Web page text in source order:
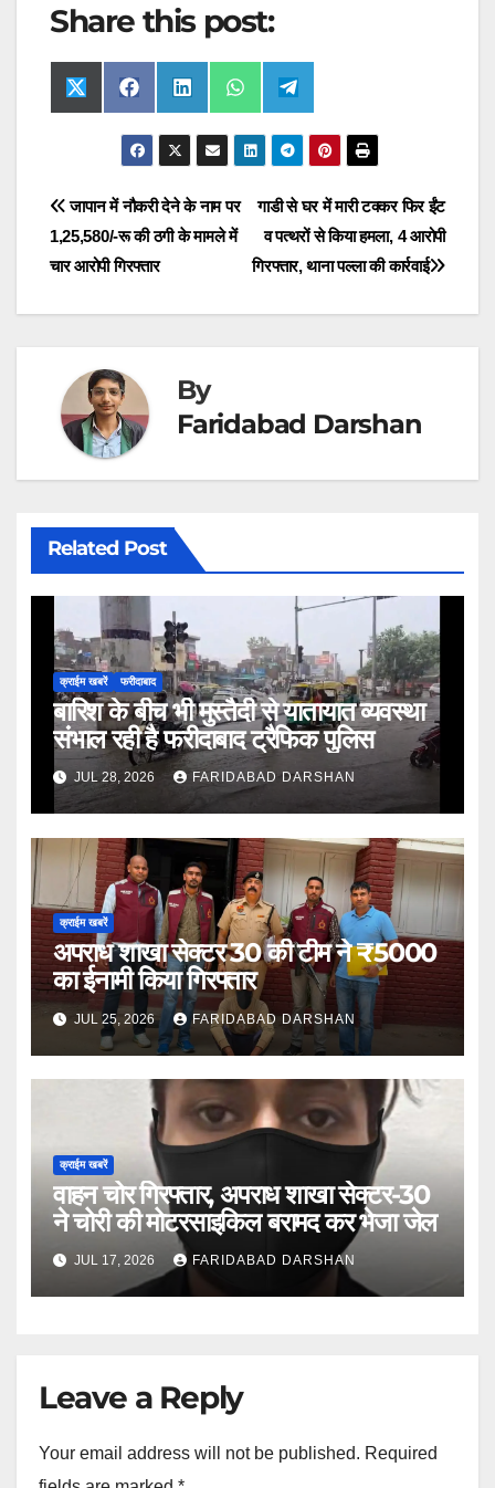
Share this post:
Share
on
X
(
t
e
r
Share
on
F
a
e
b
o
k
Share
on
L
i
n
e
I
n
Share
on
W
h
t
s
Share
on
T
e
l
g
a
m
Post
navigation
गाडी से घर में मारी टक्कर फिर ईंट
व पत्थरों से किया हमला, 4 आरोपी
गिरफ्तार, थाना पल्ला की कार्रवाई
जापान में नौकरी देने के नाम पर
1,25,580/-रू की ठगी के मामले में
चार आरोपी गिरफ्तार
By
Faridabad Darshan
Related Post
क्राईम खबरें फरीदाबाद
बारिश के बीच भी मुस्तैदी से यातायात व्यवस्था
संभाल रही है फरीदाबाद ट्रैफिक पुलिस
JUL 28, 2026 FARIDABAD DARSHAN
क्राईम खबरें
अपराध शाखा सेक्टर 30 की टीम ने ₹5000
का ईनामी किया गिरफ्तार
JUL 25, 2026 FARIDABAD DARSHAN
क्राईम खबरें
वाहन चोर गिरफ्तार, अपराध शाखा सेक्टर-30
ने चोरी की मोटरसाइकिल बरामद कर भेजा जेल
JUL 17, 2026 FARIDABAD DARSHAN
Leave a Reply
Your email address will not be published. Required